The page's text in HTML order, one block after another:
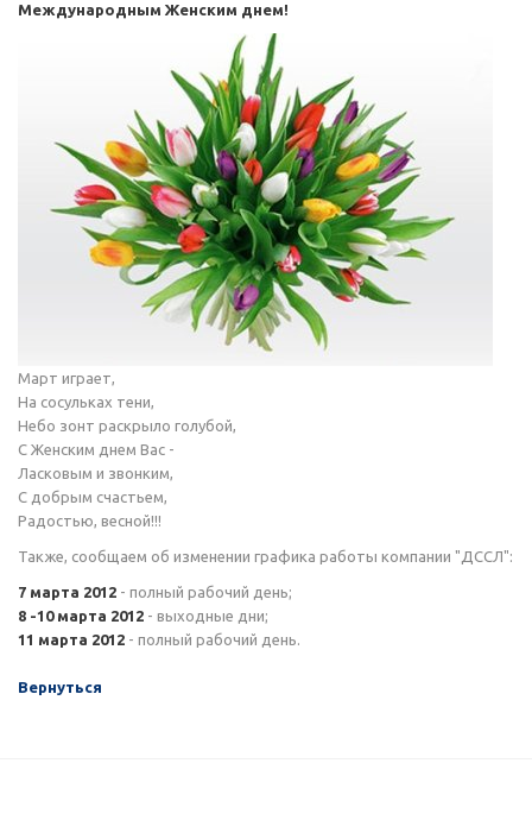
Международным Женским днем!
Март играет,
На сосульках тени,
Небо зонт раскрыло голубой,
С Женским днем Вас -
Ласковым и звонким,
С добрым счастьем,
Радостью, весной!!!
Также, сообщаем об изменении графика работы компании "ДССЛ":
7 марта 2012 - полный рабочий день;
8 -10 марта 2012 - выходные дни;
11 марта 2012 - полный рабочий день.
Вернуться